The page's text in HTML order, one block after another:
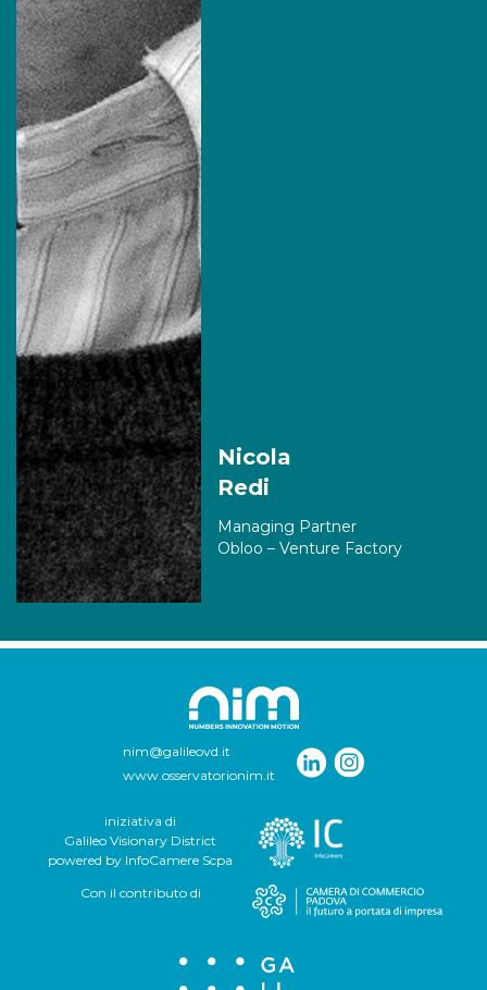
Nicola
Redi
Managing Partner
Obloo – Venture Factory
nim@galileovd.it
www.osservatorionim.it
iniziativa di
Galileo Visionary District
powered by InfoCamere Scpa
Con il contributo di